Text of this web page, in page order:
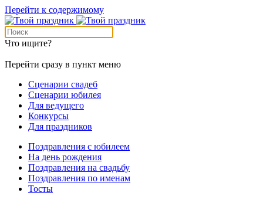
Перейти к содержимому
Что ищите?
Перейти сразу в пункт меню
Сценарии свадеб
Сценарии юбилея
Для ведущего
Конкурсы
Для праздников
Поздравления с юбилеем
На день рождения
Поздравления на свадьбу
Поздравления по именам
Тосты